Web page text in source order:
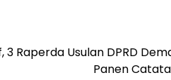
Raperda Usulan DPRD
Panen